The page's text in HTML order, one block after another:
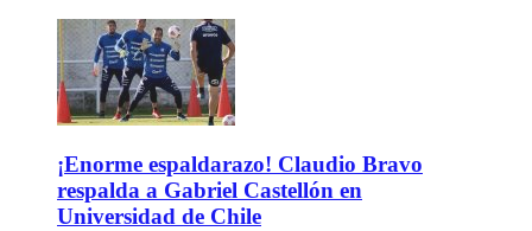
¡Enorme espaldarazo! Claudio Bravo
respalda a Gabriel Castellón en
Universidad de Chile